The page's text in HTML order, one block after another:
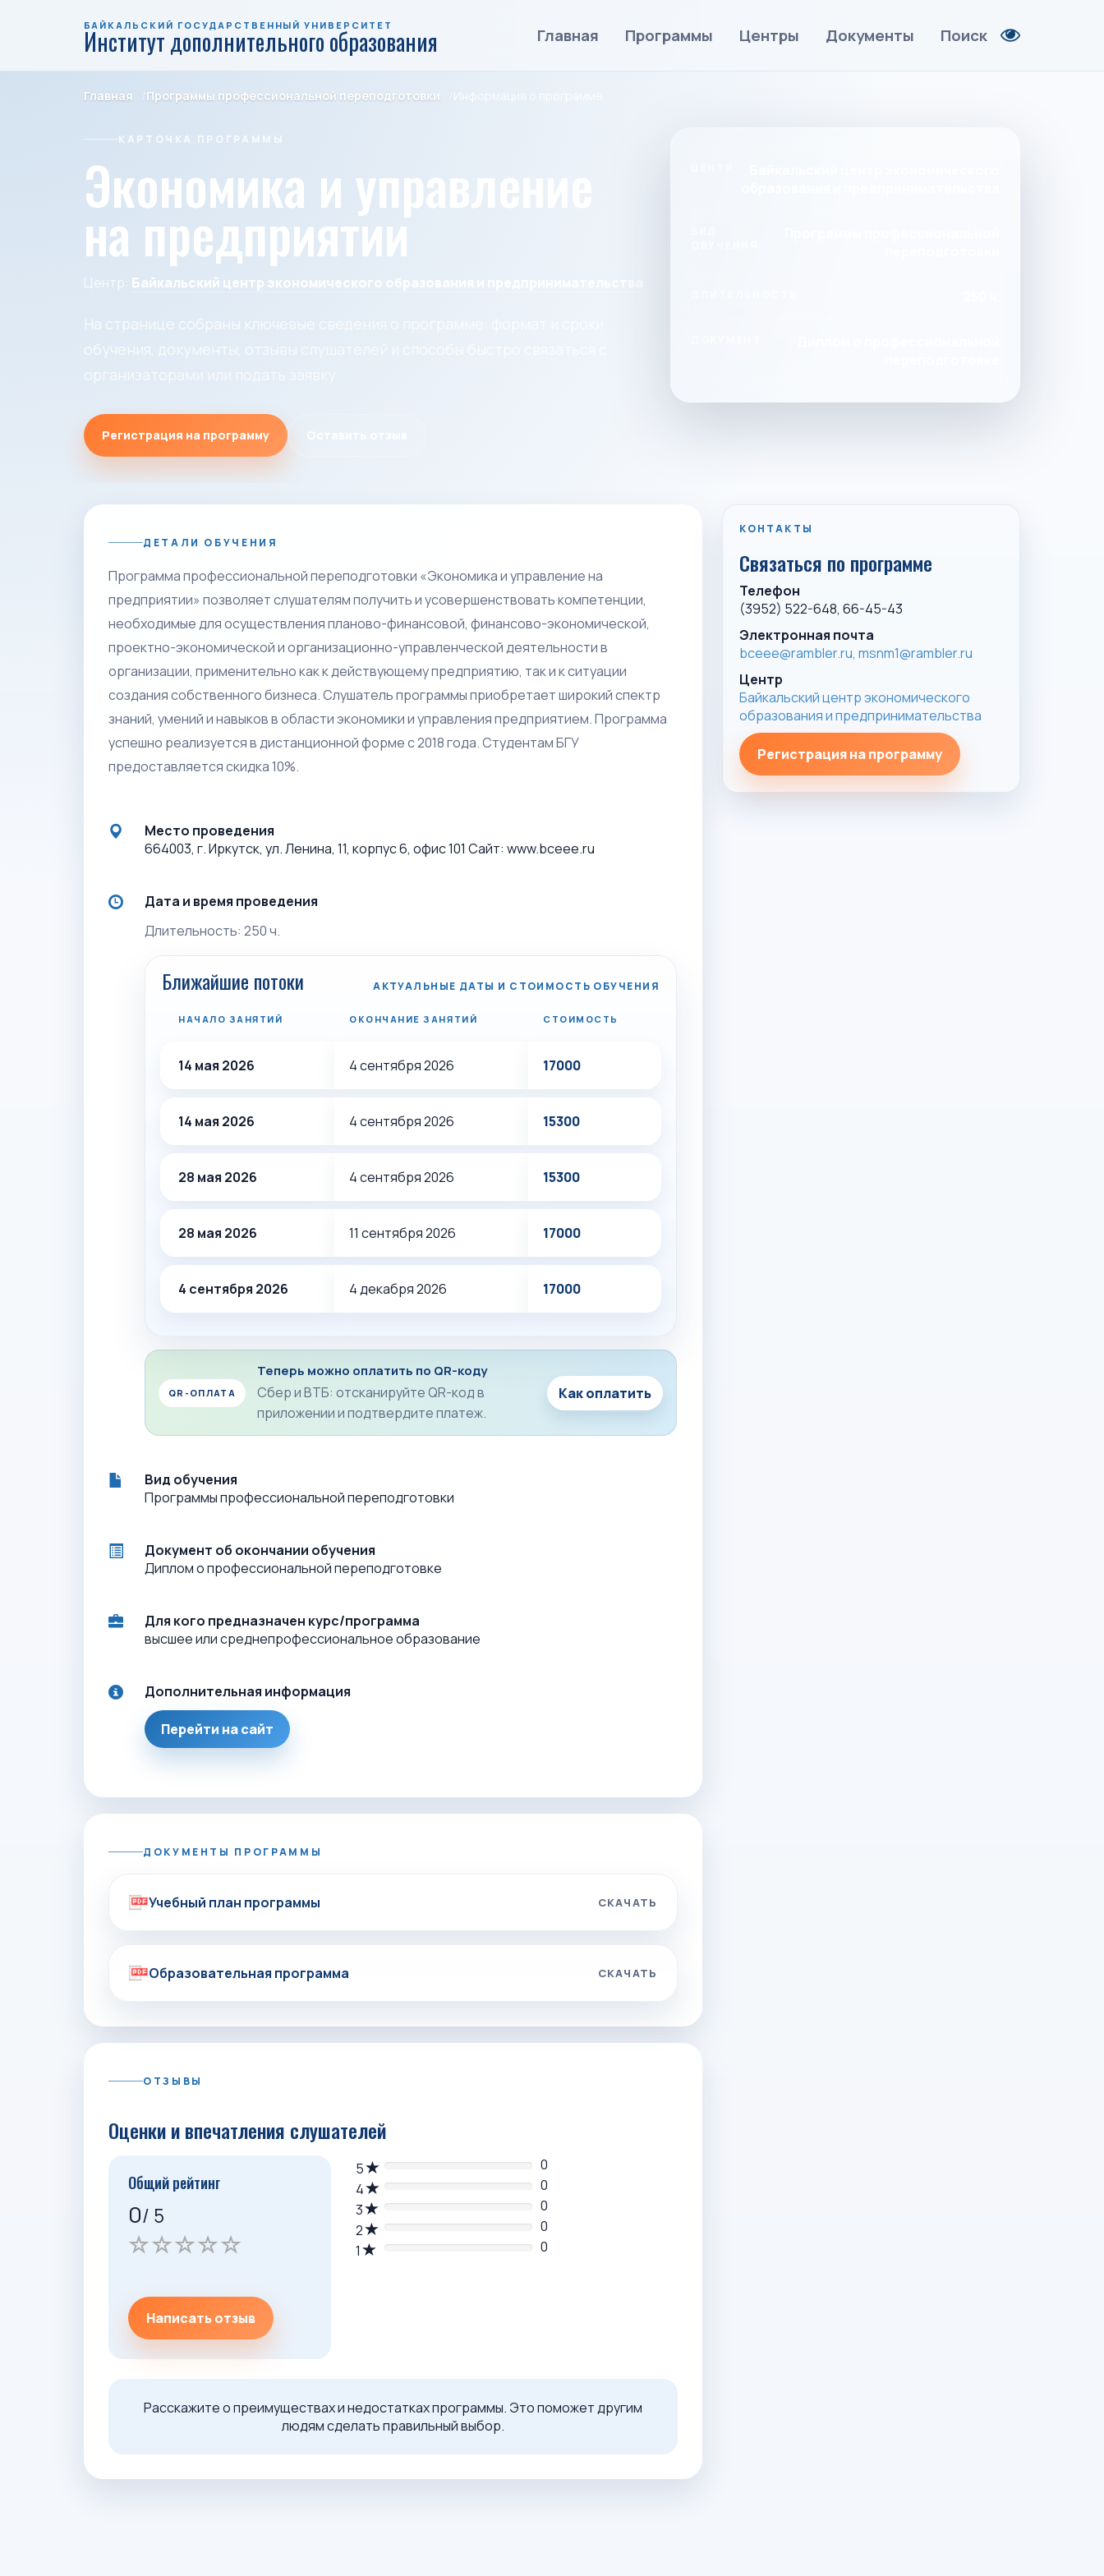
БАЙКАЛЬСКИЙ ГОСУДАРСТВЕННЫЙ УНИВЕРСИТЕТ
Институт дополнительного образования Главная Программы Центры Документы Поиск
Главная Программы профессиональной переподготовки Информация о программе
КАРТОЧКА ПРОГРАММЫ
Экономика и управление
на предприятии
Центр: Байкальский центр экономического образования и предпринимательства
На странице собраны ключевые сведения о программе: формат и сроки
обучения, документы, отзывы слушателей и способы быстро связаться с
организаторами или подать заявку.
Регистрация на программу
ДЕТАЛИ ОБУЧЕНИЯ
Программа профессиональной переподготовки «Экономика и управление на
предприятии» позволяет слушателям получить и усовершенствовать компетенции,
необходимые для осуществления планово-финансовой, финансово-экономической,
проектно-экономической и организационно-управленческой деятельности в
организации, применительно как к действующему предприятию, так и к ситуации
создания собственного бизнеса. Слушатель программы приобретает широкий спектр
знаний, умений и навыков в области экономики и управления предприятием. Программа
успешно реализуется в дистанционной форме с 2018 года. Студентам БГУ
предоставляется скидка 10%.
Место проведения
664003, г. Иркутск, ул. Ленина, 11, корпус 6, офис 101 Сайт: www.bceee.ru
Дата и время проведения
Длительность: 250 ч.
Ближайшие потоки АКТУАЛЬНЫЕ ДАТЫ И СТОИМОСТЬ ОБУЧЕНИЯ
НАЧАЛО ЗАНЯТИЙ ОКОНЧАНИЕ ЗАНЯТИЙ СТОИМОСТЬ
14 мая 2026 4 сентября 2026 17000
14 мая 2026 4 сентября 2026 15300
28 мая 2026 4 сентября 2026 15300
28 мая 2026 11 сентября 2026 17000
4 сентября 2026 4 декабря 2026 17000
QR-ОПЛАТА
Теперь можно оплатить по QR-коду
Сбер и ВТБ: отсканируйте QR-код в
приложении и подтвердите платеж.
Как оплатить
Вид обучения
Программы профессиональной переподготовки
Документ об окончании обучения
Диплом о профессиональной переподготовке
Для кого предназначен курс/программа
высшее или среднепрофессиональное образование
Дополнительная информация
Перейти на сайт
ДОКУМЕНТЫ ПРОГРАММЫ
Учебный план программы СКАЧАТЬ
Образовательная программа СКАЧАТЬ
ОТЗЫВЫ
Оценки и впечатления слушателей
Общий рейтинг
0/ 5
Написать отзыв
5
0
4
0
3
0
2
0
1
0
Расскажите о преимуществах и недостатках программы. Это поможет другим
людям сделать правильный выбор.
КОНТАКТЫ
Связаться по программе
Телефон
(3952) 522-648, 66-45-43
Электронная почта
bceee@rambler.ru, msnm1@rambler.ru
Центр
Байкальский центр экономического
образования и предпринимательства
Регистрация на программу